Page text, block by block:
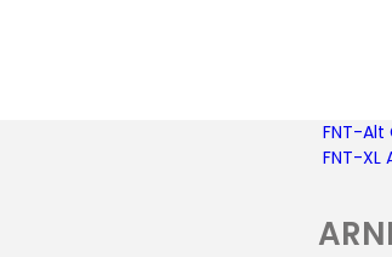
FNT-Alt
FNT-XL